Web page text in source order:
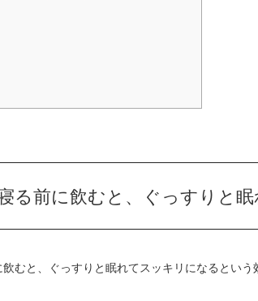
る前に飲むと、ぐっすりと
むと、ぐっすりと眠れてスッキリになるという